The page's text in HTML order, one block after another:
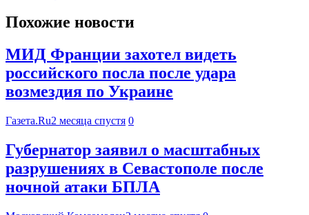
Похожие новости
МИД Франции захотел видеть
российского посла после удара
возмездия по Украине
Газета.Ru2 месяца спустя 0
Губернатор заявил о масштабных
разрушениях в Севастополе после
ночной атаки БПЛА